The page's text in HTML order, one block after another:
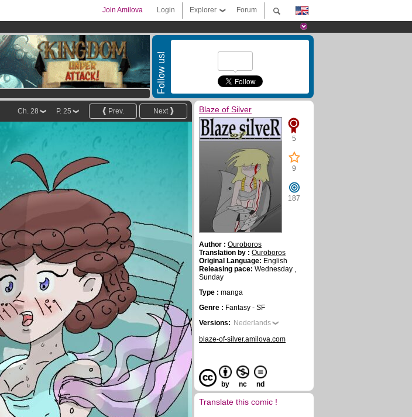
Forum
Explorer
Login
Join Amilova
Follow us!
Next
Prev.
P. 25
Ch. 28 Blaze of Silver
5
9
187
Author : Ouroboros
Translation by : Ouroboros
Original Language: English
Releasing pace: Wednesday ,
Sunday
Type : manga
Genre : Fantasy - SF
Versions: Nederlands
blaze-of-silver.amilova.com
by nc nd
Translate this comic !